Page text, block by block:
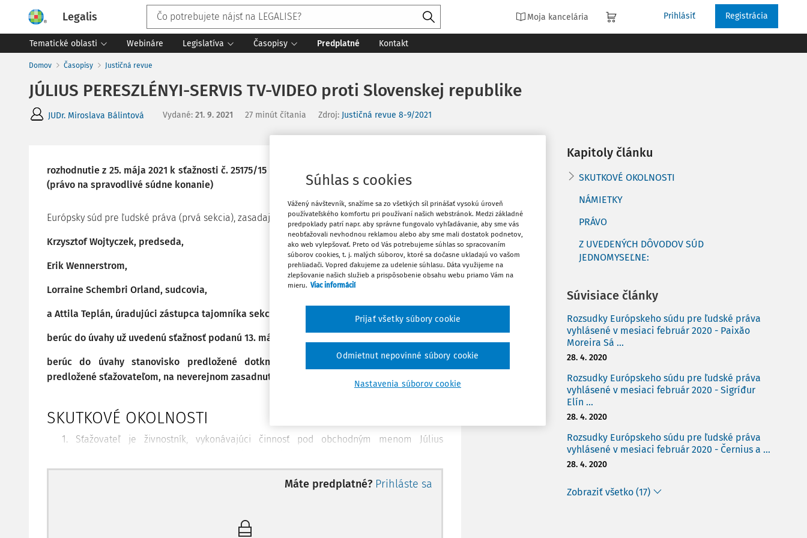
Legalis Moja kancelária Prihlásiť Registrácia
Tematické oblasti Webináre Legislatíva Časopisy Predplatné Kontakt
Domov Časopisy Justičná revue
JÚLIUS PERESZLÉNYI-SERVIS TV-VIDEO proti Slovenskej republike
JUDr. Miroslava Bálintová Vydané: 21. 9. 2021 27 minút čítania Zdroj: Justičná revue 8-9/2021
rozhodnutie z 25. mája 2021 k sťažnosti č. 25175/15 pre porušenie článku 6 ods. 1 Dohovoru
(právo na spravodlivé súdne konanie)
Európsky súd pre ľudské práva (prvá sekcia), zasadajúc 25. mája 2021 ako výbor v zložení:
Krzysztof Wojtyczek, predseda,
Erik Wennerstrom,
Lorraine Schembri Orland, sudcovia,
a Attila Teplán, úradujúci zástupca tajomníka sekcie,
berúc do úvahy už uvedenú sťažnosť podanú 13. mája 2015,
berúc do úvahy stanovisko predložené dotknutou vládou a stanovisko k nemu,
predložené sťažovateľom, na neverejnom zasadnutí, rozhoduje takto:
SKUTKOVÉ OKOLNOSTI
1. Sťažovateľ je živnostník, vykonávajúci činnosť pod obchodným menom Július
miesto podnikania v Štúrove. Pred Súdom ho zastupoval pán J. Fiala, advokát
Máte predplatné? Prihláste sa
Obľúbené
Zdieľať
Stiahnuť
Kapitoly článku
SKUTKOVÉ OKOLNOSTI
NÁMIETKY
PRÁVO
Z UVEDENÝCH DÔVODOV SÚD
JEDNOMYSEĽNE:
Súvisiace články
Rozsudky Európskeho súdu pre ľudské práva
vyhlásené v mesiaci február 2020 - Paixăo
Moreira Sá ...
28. 4. 2020
Rozsudky Európskeho súdu pre ľudské práva
vyhlásené v mesiaci február 2020 - Sigríđur
Elín ...
28. 4. 2020
Rozsudky Európskeho súdu pre ľudské práva
vyhlásené v mesiaci február 2020 - Černius a ...
28. 4. 2020
Zobraziť všetko (17)
Súhlas s cookies
Vážený návštevník, snažíme sa zo všetkých síl prinášať vysokú úroveň
používateľského komfortu pri používaní našich webstránok. Medzi základné
predpoklady patrí napr. aby správne fungovalo vyhľadávanie, aby sme vás
neobťažovali nevhodnou reklamou alebo aby sme mali dostatok podnetov,
ako web vylepšovať. Preto od Vás potrebujeme súhlas so spracovaním
súborov cookies, t. j. malých súborov, ktoré sa dočasne ukladajú vo vašom
prehliadači. Vopred ďakujeme za udelenie súhlasu. Dáta využijeme na
zlepšovanie našich služieb a prispôsobenie obsahu webu priamo Vám na
mieru. Viac informácií
Nastavenia súborov cookie
Odmietnut nepovinné súbory cookie
Prijať všetky súbory cookie